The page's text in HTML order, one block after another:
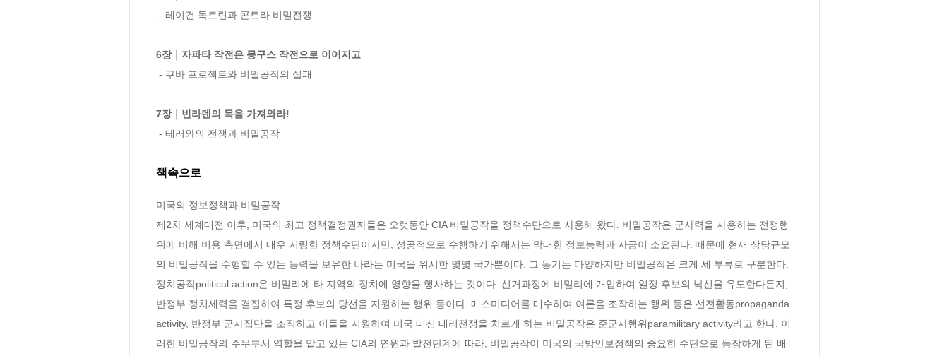
6장｜자파타 작전은 몽구스 작전으로 이어지고
7장｜빈라덴의 목을 가져와라!
- 테러와의 전쟁과 비밀공작
책속으로
미국의 정보정책과 비밀공작
제2차 세계대전 이후, 미국의 최고 정책결정권자들은 오랫동안 CIA 비밀공작을 정책수단으로 사용해 왔다. 비밀공작은 군사력을 사용하는 전쟁행
위에 비해 비용 측면에서 매우 저렴한 정책수단이지만, 성공적으로 수행하기 위해서는 막대한 정보능력과 자금이 소요된다. 때문에 현재 상당규모
의 비밀공작을 수행할 수 있는 능력을 보유한 나라는 미국을 위시한 몇몇 국가뿐이다. 그 동기는 다양하지만 비밀공작은 크게 세 부류로 구분한다.
정치공작political action은 비밀리에 타 지역의 정치에 영향을 행사하는 것이다. 선거과정에 비밀리에 개입하여 일정 후보의 낙선을 유도한다든지,
반정부 정치세력을 결집하여 특정 후보의 당선을 지원하는 행위 등이다. 매스미디어를 매수하여 여론을 조작하는 행위 등은 선전활동propaganda
activity, 반정부 군사집단을 조직하고 이들을 지원하여 미국 대신 대리전쟁을 치르게 하는 비밀공작은 준군사행위paramilitary activity라고 한다. 이
러한 비밀공작의 주무부서 역할을 맡고 있는 CIA의 연원과 발전단계에 따라, 비밀공작이 미국의 국방안보정책의 중요한 수단으로 등장하게 된 배